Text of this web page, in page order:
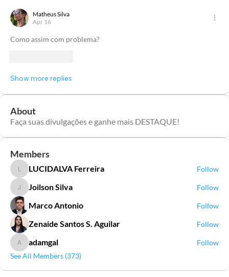
Matheus Silva
Apr 16
Como assim com problema?
Show more replies
About
Faça suas divulgações e ganhe mais DESTAQUE!
Members
LUCIDALVA Ferreira
LUCIDALVA Ferreira Follow
Joilson Silva
Joilson Silva Follow
Marco Antonio Follow
Zenaide Santos S. Aguilar Follow
adamgal
adamgal
Follow
See All Members (373)